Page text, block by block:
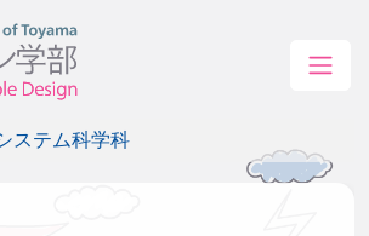
ステム科学科